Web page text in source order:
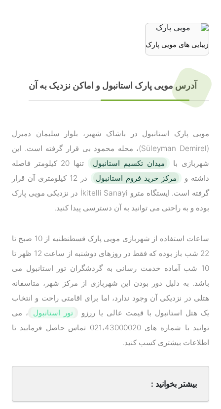
زیبایی های مویی پارک
آدرس مویی پارک استانبول و اماکن نزدیک به آن
مویی پارک استانبول در باشاک شهیر، بلوار سلیمان دمیرل
(Süleyman Demirel)، محله محمود بی قرار گرفته است. این
شهربازی با
میدان تکسیم استانبول
تنها 20 کیلومتر فاصله
داشته و
مرکز خرید فروم استانبول
در 12 کیلومتری آن قرار
گرفته است. ایستگاه مترو İkitelli Sanayi در نزدیکی مویی پارک
بوده و به راحتی می توانید به آن دسترسی پیدا کنید.
ساعات استفاده از شهربازی مویی پارک قسطنطنیه از 10 صبح تا
22 شب باز بوده که فقط در روزهای دوشنبه از ساعت 12 ظهر تا
10 شب آماده خدمت رسانی به گردشگران تور استانبول می
باشد. به دلیل دور بودن این شهربازی از مرکز شهر، متاسفانه
هتلی در نزدیکی آن وجود ندارد، اما برای اقامتی راحت و انتخاب
یک هتل استانبول با قیمت عالی یا ررزو
تور استانبول
، می
توانید با شماره های 021،43000020 تماس حاصل فرمایید تا
اطلاعات بیشتری کسب کنید.
بیشتر بخوانید :